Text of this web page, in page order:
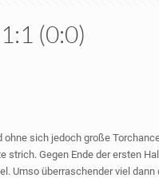
(0:0)
sich jedoch große
Gegen Ende der ersten
überraschender viel